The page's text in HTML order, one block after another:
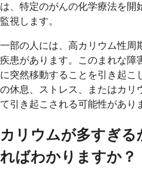
は、特定のがんの化学療法を開
監視します。
一部の人には、高カリウム性周
疾患があります。このまれな障
に突然移動することを引き起こ
の休息、ストレス、またはカリ
て引き起こされる可能性があり
カリウムが多すぎ
ればわかりますか？